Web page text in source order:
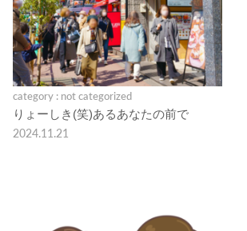
category : not categorized
りょーしき(笑)あるあなたの前で
2024.11.21